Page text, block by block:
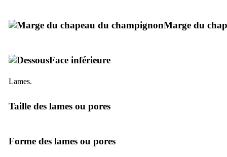
Marge du
Face inférieure
Lames.
Taille des lames ou pores
Forme des lames ou pores